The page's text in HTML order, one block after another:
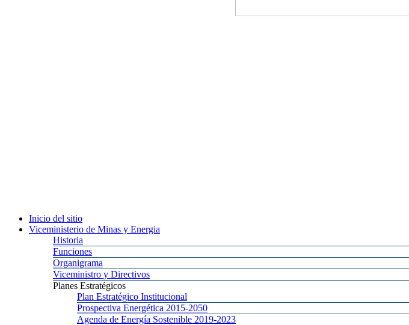
Inicio del sitio
Viceministerio de Minas y Energia
Historia
Funciones
Organigrama
Viceministro y Directivos
Planes Estratégicos
Plan Estratégico Institucional
Prospectiva Energética 2015-2050
Agenda de Energía Sostenible 2019-2023